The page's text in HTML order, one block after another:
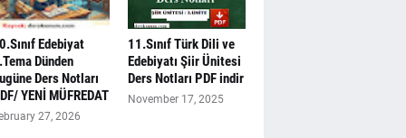
Edebiyat
Dünden
Ders Notları
YENİ MÜFREDAT
27, 2026
11.Sınıf Türk Dili ve
Edebiyatı Şiir Ünitesi
Ders Notları PDF indir
November 17, 2025